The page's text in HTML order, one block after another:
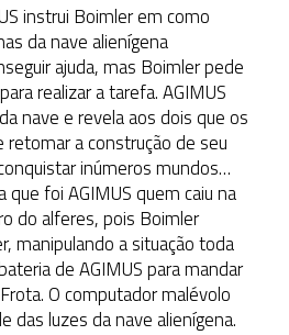
instrui Boimler em como
da nave alienígena
ajuda, mas Boimler pede
realizar a tarefa. AGIMUS
nave e revela aos dois que os
retomar a construção de seu
inúmeros mundos…
foi AGIMUS quem caiu na
do alferes, pois Boimler
manipulando a situação toda
de AGIMUS para mandar
O computador malévolo
das luzes da nave alienígena.